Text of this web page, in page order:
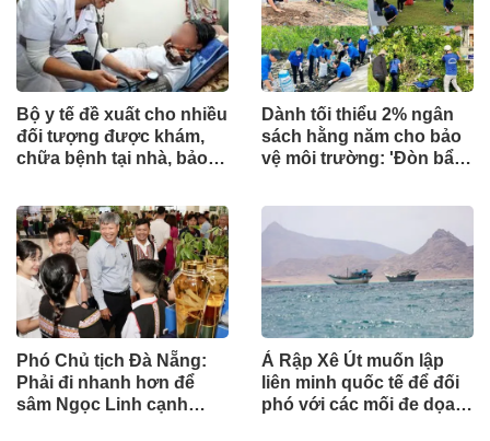
Bộ y tế đề xuất cho nhiều
đối tượng được khám,
chữa bệnh tại nhà, bảo
Dành tối thiểu 2% ngân
sách hằng năm cho bảo
vệ môi trường: 'Đòn bẩy'
ngoặt quản trị hiện đại
Phó Chủ tịch Đà Nẵng:
Phải đi nhanh hơn để
sâm Ngọc Linh cạnh
Ả Rập Xê Út muốn lập
liên minh quốc tế để đối
phó với các mối đe dọa